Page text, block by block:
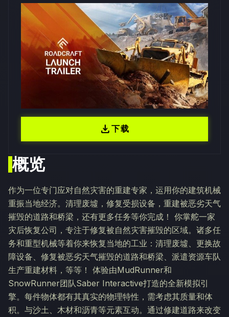
概览
作为一位专门应对自然灾害的重建专家，运用你的建筑机械
重振当地经济。清理废墟，修复受损设备，重建被恶劣天气
摧毁的道路和桥梁，还有更多任务等你完成！ 你掌舵一家
灾后恢复公司，专注于修复被自然灾害摧毁的区域。诸多任
务和重型机械等着你来恢复当地的工业：清理废墟、更换故
障设备、修复被恶劣天气摧毁的道路和桥梁、派遣资源车队
生产重建材料，等等！ 体验由MudRunner和
SnowRunner团队Saber Interactive打造的全新模拟引
擎。每件物体都有其真实的物理特性，需考虑其质量和体
积。与沙土、木材和沥青等元素互动。通过修建道路来改变
download下载